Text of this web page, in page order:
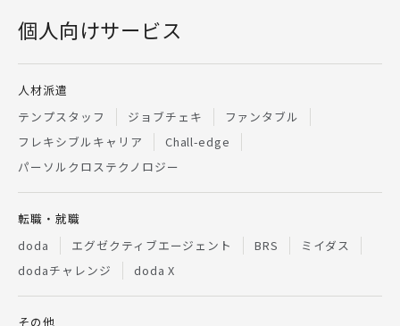
個人向けサービス
人材派遣
テンプスタッフ
ジョブチェキ
ファンタブル
フレキシブルキャリア
Chall-edge
パーソルクロステクノロジー
転職・就職
doda
エグゼクティブエージェント BRS
ミイダス
dodaチャレンジ
doda X
その他